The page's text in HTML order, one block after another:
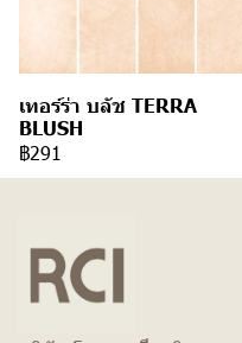
เทอร์ร่า บลัช TERRA
BLUSH
฿291